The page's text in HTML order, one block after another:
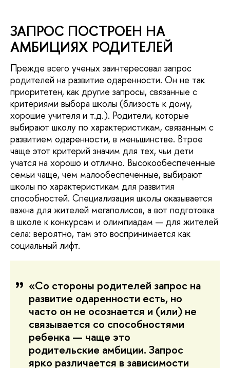
ЗАПРОС ПОСТРОЕН НА
АМБИЦИЯХ РОДИТЕЛЕЙ
Прежде всего ученых заинтересовал запрос
родителей на развитие одаренности. Он не так
приоритетен, как другие запросы, связанные с
критериями выбора школы (близость к дому,
хорошие учителя и т.д.). Родители, которые
выбирают школу по характеристикам, связанным с
развитием одаренности, в меньшинстве. Втрое
чаще этот критерий значим для тех, чьи дети
учатся на хорошо и отлично. Высокообеспеченные
семьи чаще, чем малообеспеченные, выбирают
школы по характеристикам для развития
способностей. Специализация школы оказывается
важна для жителей мегаполисов, а вот подготовка
в школе к конкурсам и олимпиадам — для жителей
села: вероятно, там это воспринимается как
социальный лифт.
«Со стороны родителей запрос на
развитие одаренности есть, но
часто он не осознается и (или) не
связывается со способностями
ребенка — чаще это
родительские амбиции. Запрос
ярко различается в зависимости